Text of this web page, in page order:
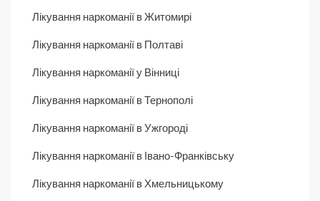
Лікування наркоманії в Житомирі
Лікування наркоманії в Полтаві
Лікування наркоманії у Вінниці
Лікування наркоманії в Тернополі
Лікування наркоманії в Ужгороді
Лікування наркоманії в Івано-Франківську
Лікування наркоманії в Хмельницькому